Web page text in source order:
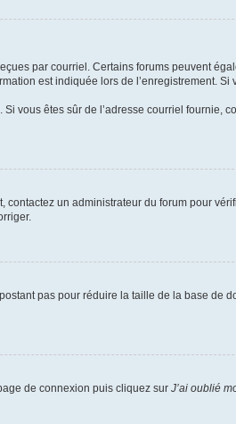
par courriel. Certains forums peuvent
est indiquée lors de l’enregistrement. Si
vous êtes sûr de l’adresse courriel fournie,
contactez un administrateur du forum pour
pas pour réduire la taille de la base de
de connexion puis cliquez sur J’ai oublié